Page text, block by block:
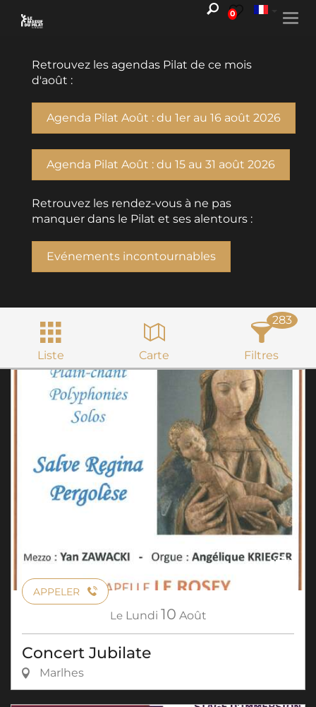
0
Retrouvez les agendas Pilat de ce mois
d'août :
Agenda Pilat Août : du 1er au 16 août 2026
Agenda Pilat Août : du 15 au 31 août 2026
Retrouvez les rendez-vous à ne pas
manquer dans le Pilat et ses alentours :
Evénements incontournables
Liste Carte Filtres
283
APPELER
Le Lundi 10 Août
Concert Jubilate
Marlhes